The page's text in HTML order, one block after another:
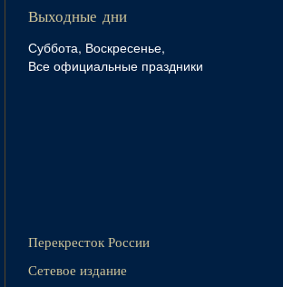
Выходные дни
Суббота, Воскресенье,
Все официальные праздники
Перекресток России
Сетевое издание